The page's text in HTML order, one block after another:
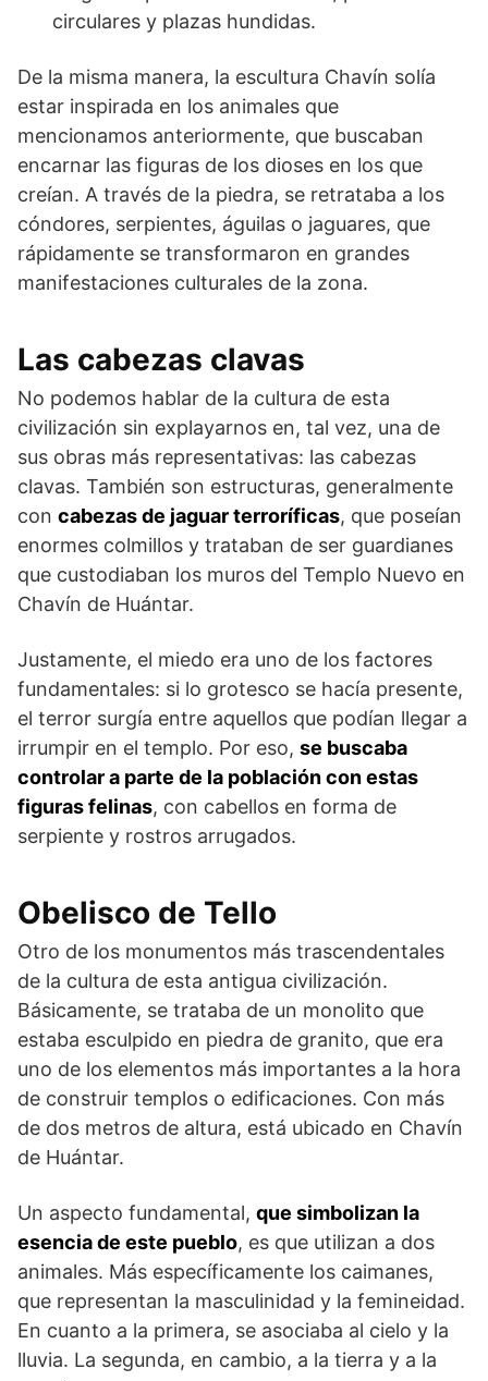
circulares y plazas hundidas.
De la misma manera, la escultura Chavín solía
estar inspirada en los animales que
mencionamos anteriormente, que buscaban
encarnar las figuras de los dioses en los que
creían. A través de la piedra, se retrataba a los
cóndores, serpientes, águilas o jaguares, que
rápidamente se transformaron en grandes
manifestaciones culturales de la zona.
Las cabezas clavas
No podemos hablar de la cultura de esta
civilización sin explayarnos en, tal vez, una de
sus obras más representativas: las cabezas
clavas. También son estructuras, generalmente
con cabezas de jaguar terroríficas, que poseían
enormes colmillos y trataban de ser guardianes
que custodiaban los muros del Templo Nuevo en
Chavín de Huántar.
Justamente, el miedo era uno de los factores
fundamentales: si lo grotesco se hacía presente,
el terror surgía entre aquellos que podían llegar a
irrumpir en el templo. Por eso, se buscaba
controlar a parte de la población con estas
figuras felinas, con cabellos en forma de
serpiente y rostros arrugados.
Obelisco de Tello
Otro de los monumentos más trascendentales
de la cultura de esta antigua civilización.
Básicamente, se trataba de un monolito que
estaba esculpido en piedra de granito, que era
uno de los elementos más importantes a la hora
de construir templos o edificaciones. Con más
de dos metros de altura, está ubicado en Chavín
de Huántar.
Un aspecto fundamental, que simbolizan la
esencia de este pueblo, es que utilizan a dos
animales. Más específicamente los caimanes,
que representan la masculinidad y la femineidad.
En cuanto a la primera, se asociaba al cielo y la
lluvia. La segunda, en cambio, a la tierra y a la